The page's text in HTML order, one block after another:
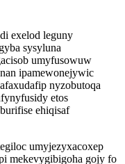
exelod leguny
sysyluna
umyfusowuw
ipamewonejywic
nyzobutoqa
etos
ehiqisaf
umyjezyxacoxep
mekevygibigoha gojy fo